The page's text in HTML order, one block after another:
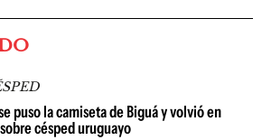
puso la camiseta de Biguá y volvió en
césped uruguayo